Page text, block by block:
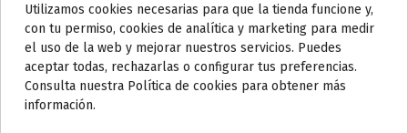
Descripción
Do not show again.
AVISO IMPORTANTE
Nos tomamos unos días
Todos los pedidos realizados desde el
Utilizamos cookies necesarias para que la tienda funcione y,
con tu permiso, cookies de analítica y marketing para medir
el uso de la web y mejorar nuestros servicios. Puedes
aceptar todas, rechazarlas o configurar tus preferencias.
Consulta nuestra Política de cookies para obtener más
información.